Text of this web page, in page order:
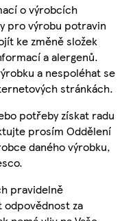
o výrobcích
pro výrobu potravin
ke změně složek
a alergenů.
a nespoléhat se
stránkách.
potřeby získat radu
prosím Oddělení
daného výrobku,
pravidelně
odpovědnost za